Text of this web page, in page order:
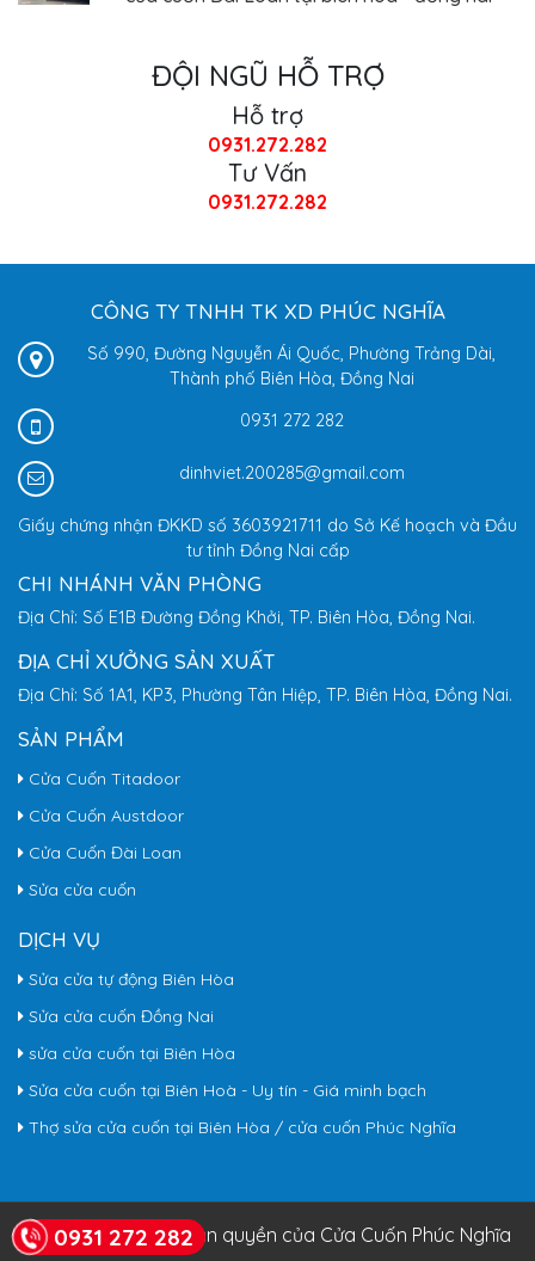
ĐỘI NGŨ HỖ TRỢ
Hỗ trợ
0931.272.282
Tư Vấn
0931.272.282
CÔNG TY TNHH TK XD PHÚC NGHĨA
Số 990, Đường Nguyễn Ái Quốc, Phường Trảng Dài,
Thành phố Biên Hòa, Đồng Nai
0931 272 282
dinhviet.200285@gmail.com
Giấy chứng nhận ĐKKD số 3603921711 do Sở Kế hoạch và Đầu
tư tỉnh Đồng Nai cấp
0931 272 282
CHI NHÁNH VĂN PHÒNG
Địa Chỉ: Số E1B Đường Đồng Khởi, TP. Biên Hòa, Đồng Nai.
ĐỊA CHỈ XƯỞNG SẢN XUẤT
Địa Chỉ: Số 1A1, KP3, Phường Tân Hiệp, TP. Biên Hòa, Đồng Nai.
SẢN PHẨM
Cửa Cuốn Titadoor
Cửa Cuốn Austdoor
Cửa Cuốn Đài Loan
Sửa cửa cuốn
DỊCH VỤ
Sửa cửa tự động Biên Hòa
Sửa cửa cuốn Đồng Nai
sửa cửa cuốn tại Biên Hòa
Sửa cửa cuốn tại Biên Hoà - Uy tín - Giá minh bạch
Thợ sửa cửa cuốn tại Biên Hòa / cửa cuốn Phúc Nghĩa
© Copyright 2026. Bản quyền của Cửa Cuốn Phúc Nghĩa